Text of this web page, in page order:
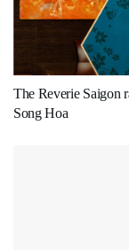
The Reverie Saigon
Song Hoa